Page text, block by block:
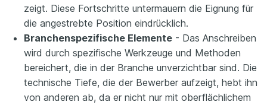
zeigt. Diese Fortschritte untermauern die Eignung für
die angestrebte Position eindrücklich.
Branchenspezifische Elemente - Das Anschreiben
wird durch spezifische Werkzeuge und Methoden
bereichert, die in der Branche unverzichtbar sind. Die
technische Tiefe, die der Bewerber aufzeigt, hebt ihn
von anderen ab, da er nicht nur mit oberflächlichem